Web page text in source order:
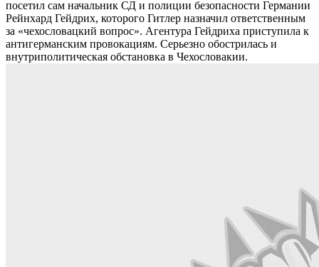
посетил сам начальник СД и полиции безопасности Германии
Рейнхард Гейдрих, которого Гитлер назначил ответственным
за «чехословацкий вопрос». Агентура Гейдриха приступила к
антигерманским провокациям. Серьезно обострилась и
внутриполитическая обстановка в Чехословакии.